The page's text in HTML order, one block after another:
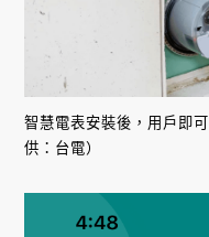
智慧電表安裝後，用戶即
供：台電）